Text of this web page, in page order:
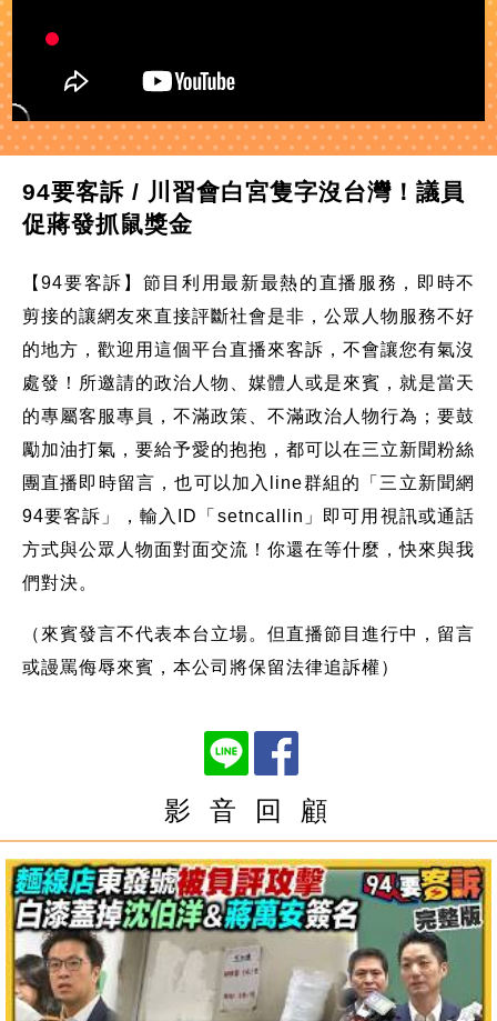
94要客訴 / 川習會白宮隻字沒台灣！議員
促蔣發抓鼠獎金
【94要客訴】節目利用最新最熱的直播服務，即時不
剪接的讓網友來直接評斷社會是非，公眾人物服務不好
的地方，歡迎用這個平台直播來客訴，不會讓您有氣沒
處發！所邀請的政治人物、媒體人或是來賓，就是當天
的專屬客服專員，不滿政策、不滿政治人物行為；要鼓
勵加油打氣，要給予愛的抱抱，都可以在三立新聞粉絲
團直播即時留言，也可以加入line群組的「三立新聞網
94要客訴」，輸入ID「setncallin」即可用視訊或通話
方式與公眾人物面對面交流！你還在等什麼，快來與我
們對決。
（來賓發言不代表本台立場。但直播節目進行中，留言
或謾罵侮辱來賓，本公司將保留法律追訴權）
影 音 回 顧